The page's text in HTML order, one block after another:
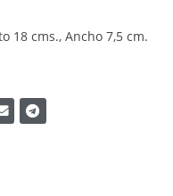
18 cms., Ancho 7,5 cm.